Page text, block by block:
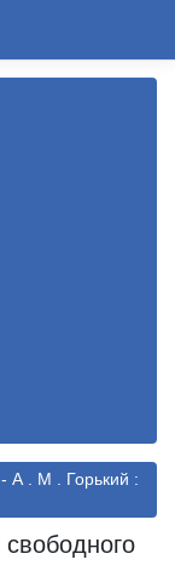
- А . М . Горький :